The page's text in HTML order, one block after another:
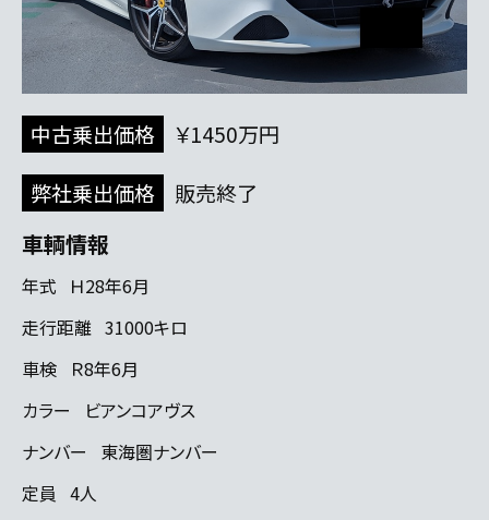
中古乗出価格
￥1450万円
弊社乗出価格
販売終了
車輌情報
年式
Ｈ28年6月
走行距離 31000キロ
車検
Ｒ8年6月
カラー
ビアンコアヴス
ナンバー
東海圏ナンバー
定員 4人